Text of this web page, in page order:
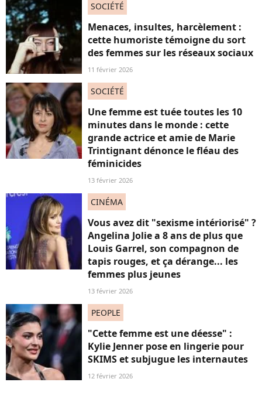
SOCIÉTÉ
Menaces, insultes, harcèlement :
cette humoriste témoigne du sort
des femmes sur les réseaux sociaux
11 février 2026
SOCIÉTÉ
Une femme est tuée toutes les 10
minutes dans le monde : cette
grande actrice et amie de Marie
Trintignant dénonce le fléau des
féminicides
13 février 2026
CINÉMA
Vous avez dit "sexisme intériorisé" ?
Angelina Jolie a 8 ans de plus que
Louis Garrel, son compagnon de
tapis rouges, et ça dérange... les
femmes plus jeunes
13 février 2026
PEOPLE
"Cette femme est une déesse" :
Kylie Jenner pose en lingerie pour
SKIMS et subjugue les internautes
12 février 2026